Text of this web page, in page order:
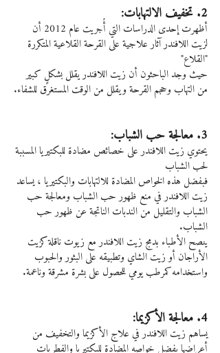
2. تخفيف الالتهابات:
أظهرت إحدى الدراسات التي أُجريت عام 2012 أن
لزيت اللافندر آثار علاجية على القرحة القلاعية المتكررة
"القلاع"
حيث وجد الباحثون أن زيت اللافندر يقلل بشكلٍ كبير
من التهاب وحجم القرحة ويقلل من الوقت المستغرق للشفاء.
3. معالجة حب الشباب:
يحتوي زيت اللافندر على خصائص مضادة للبكتيريا المسببة
لحب الشباب
فبفضل هذه الخواص المضادة للالتهابات والبكتيريا ، يساعد
زيت اللافندر في منع ظهور حب الشباب ومعالجة حب
الشباب والتقليل من الندبات الناتجة عن ظهور حب
الشباب.
ينصح الأطباء بدمج زيت اللافندر مع زيوت ناقلة كزيت
الأراجان أو زيت الشاي وتطبيقه على البثور والحبوب
واستخدامه كمرطب يومي للحصول على بشرة مشرقة وناعمة.
4. معالجة الأكزيما:
يساهم زيت اللافندر في علاج الأكزيما والتخفيف من